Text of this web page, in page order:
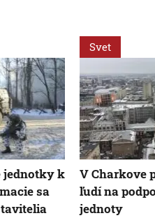
jednotky k
sa
Svet
V Charkove
ľudí na
jednoty